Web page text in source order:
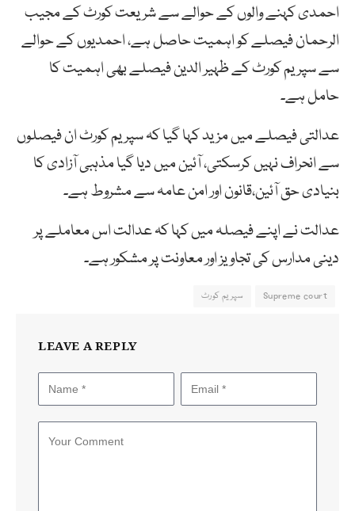
احمدی کہنے والوں کے حوالے سے شریعت کورٹ کے مجیب
الرحمان فیصلے کو اہمیت حاصل ہے، احمدیوں کے حوالے
سے سپریم کورٹ کے ظہیر الدین فیصلے بھی اہمیت کا
حامل ہے۔
عدالتی فیصلے میں مزید کہا گیا کہ سپریم کورٹ ان فیصلوں
سے انحراف نہیں کرسکتی، آئین میں دیا گیا مذہبی آزادی کا
بنیادی حق آئین،قانون اور امن عامہ سے مشروط ہے۔
عدالت نے اپنے فیصلہ میں کہا کہ عدالت اس معاملے پر
دینی مدارس کی تجاویز اور معاونت پر مشکور ہے۔
Supreme court سپریم کورٹ
LEAVE A REPLY